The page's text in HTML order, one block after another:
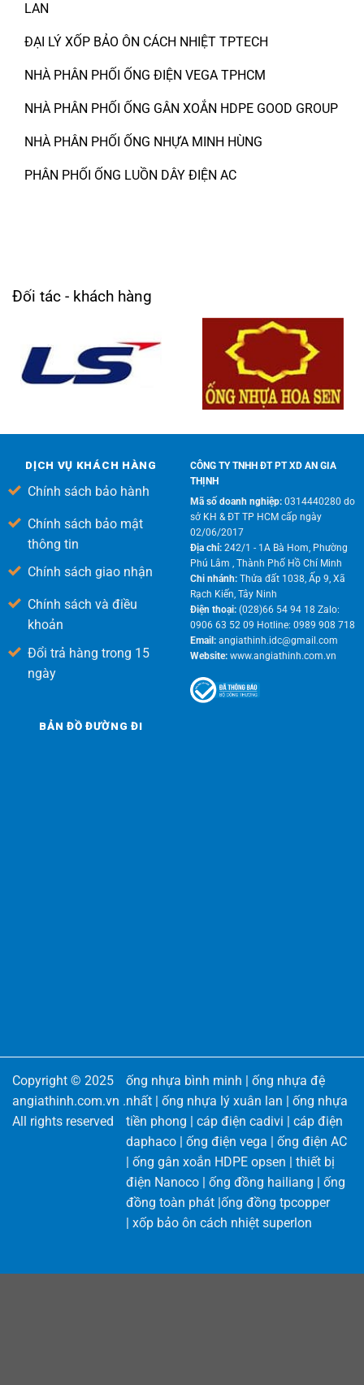
LAN
ĐẠI LÝ XỐP BẢO ÔN CÁCH NHIỆT TPTECH
NHÀ PHÂN PHỐI ỐNG ĐIỆN VEGA TPHCM
NHÀ PHÂN PHỐI ỐNG GÂN XOẮN HDPE GOOD GROUP
NHÀ PHÂN PHỐI ỐNG NHỰA MINH HÙNG
PHÂN PHỐI ỐNG LUỒN DÂY ĐIỆN AC
Đối tác - khách hàng
DỊCH VỤ KHÁCH HÀNG
Chính sách bảo hành
Chính sách bảo mật
thông tin
Chính sách giao nhận
Chính sách và điều
khoản
Đổi trả hàng trong 15
ngày
CÔNG TY TNHH ĐT PT XD AN GIA
THỊNH
Mã số doanh nghiệp:0314440280 do
sở KH & ĐT TP HCM cấp ngày
02/06/2017
Địa chỉ:242/1 - 1A Bà Hom, Phường
Phú Lâm , Thành Phố Hồ Chí Minh
Chi nhánh: Thửa đất 1038, Ấp 9, Xã
Rạch Kiến, Tây Ninh
Điện thoại:(028)66 54 94 18 Zalo:
0906 63 52 09 Hotline: 0989 908 718
Email:angiathinh.idc@gmail.com
Website:www.angiathinh.com.vn
BẢN ĐỒ ĐƯỜNG ĐI
Copyright © 2025
angiathinh.com.vn .
All rights reserved
ống nhựa bình minh | ống nhựa đệ
nhất | ống nhựa lý xuân lan | ống nhựa
tiền phong | cáp điện cadivi | cáp điện
daphaco | ống điện vega | ống điện AC
| ống gân xoắn HDPE opsen | thiết bị
điện Nanoco | ống đồng hailiang | ống
đồng toàn phát |ống đồng tpcopper
| xốp bảo ôn cách nhiệt superlon